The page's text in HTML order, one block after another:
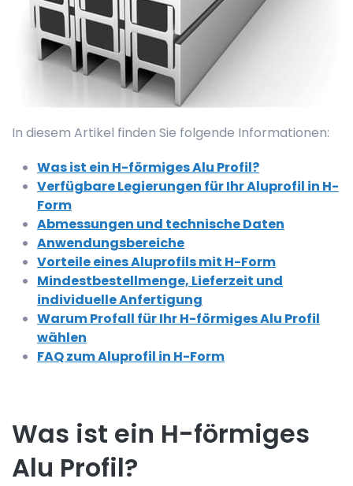
In diesem Artikel finden Sie folgende Informationen:
Was ist ein H-förmiges Alu Profil?
Verfügbare Legierungen für Ihr Aluprofil in H-
Form
Abmessungen und technische Daten
Anwendungsbereiche
Vorteile eines Aluprofils mit H-Form
Mindestbestellmenge, Lieferzeit und
individuelle Anfertigung
Warum Profall für Ihr H-förmiges Alu Profil
wählen
FAQ zum Aluprofil in H-Form
Was ist ein H-förmiges
Alu Profil?